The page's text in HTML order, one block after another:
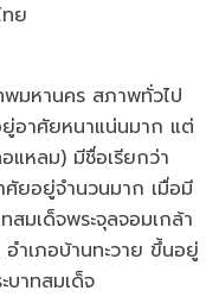
ทย
พมหานคร สภาพทั่วไป
ยู่อาศัยหนาแน่นมาก แต่
แหลม) มีชื่อเรียกว่า
ศัยอยู่จำนวนมาก เมื่อมี
สมเด็จพระจุลจอมเกล้า
ำเภอบ้านทะวาย ขึ้นอยู่
บาทสมเด็จ